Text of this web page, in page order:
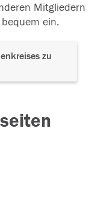
Mitgliedern
ein.
zu